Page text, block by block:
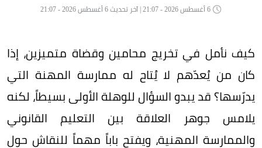
كيف نأمل في تخريج محامين وقضاة متميزين، إذا
كان من يُعدّهم لا يُتاح له ممارسة المهنة التي
يدرّسها؟ قد يبدو السؤال للوهلة الأولى بسيطاً، لكنه
يلامس جوهر العلاقة بين التعليم القانوني
والممارسة المهنية، ويفتح باباً مهماً للنقاش حول